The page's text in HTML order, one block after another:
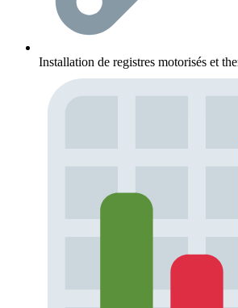
Installation de registres motorisés et